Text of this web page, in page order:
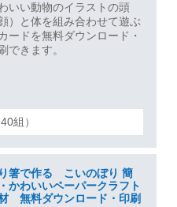
いい動物のイラストの頭
顔）と体を組み合わせて遊ぶ
ードを無料ダウンロード・
できます。
組）
箸で作る こいのぼり 簡
かわいいペーパークラフト
無料ダウンロード・印刷